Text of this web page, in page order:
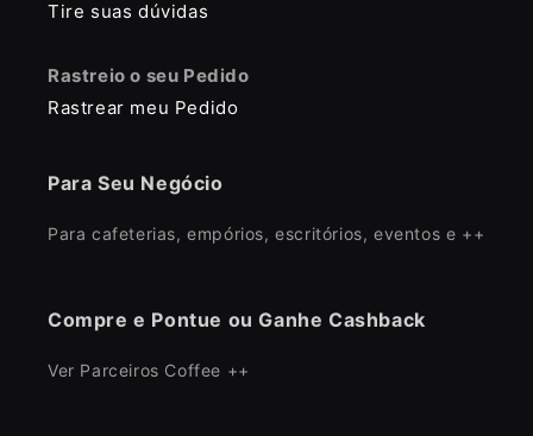
Tire suas dúvidas
Rastreio o seu Pedido
Rastrear meu Pedido
Para Seu Negócio
Para cafeterias, empórios, escritórios, eventos e ++
Compre e Pontue ou Ganhe Cashback
Ver Parceiros Coffee ++